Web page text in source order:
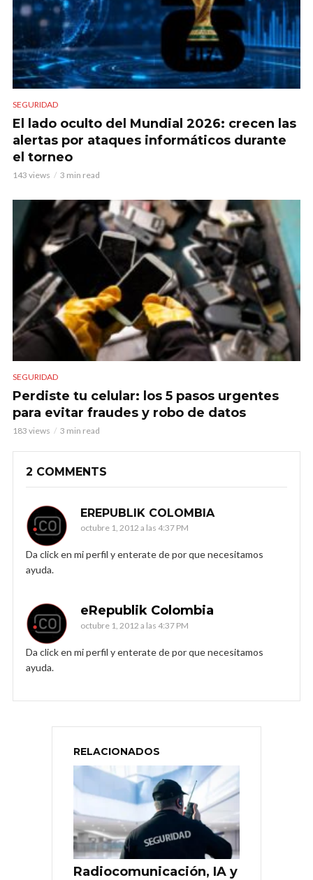
SEGURIDAD
El lado oculto del Mundial 2026: crecen las
alertas por ataques informáticos durante
el torneo
143 views 3 min read
SEGURIDAD
Perdiste tu celular: los 5 pasos urgentes
para evitar fraudes y robo de datos
183 views 3 min read
2 COMMENTS
EREPUBLIK COLOMBIA
octubre 1, 2012 a las 4:37 PM
Da click en mi perfil y enterate de por que necesitamos
ayuda.
eRepublik Colombia
octubre 1, 2012 a las 4:37 PM
Da click en mi perfil y enterate de por que necesitamos
ayuda.
RELACIONADOS
Radiocomunicación, IA y